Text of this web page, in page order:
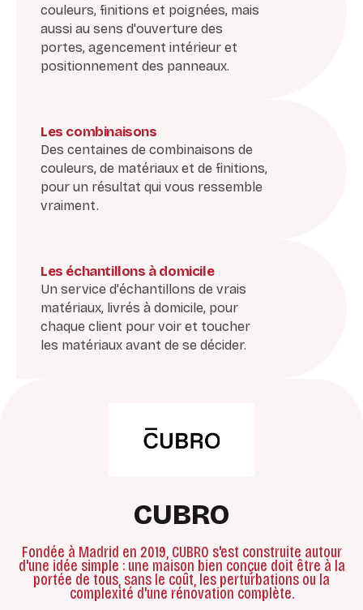
couleurs, finitions et poignées, mais
aussi au sens d'ouverture des
portes, agencement intérieur et
positionnement des panneaux.
Les combinaisons
Des centaines de combinaisons de
couleurs, de matériaux et de finitions,
pour un résultat qui vous ressemble
vraiment.
Les échantillons à domicile
Un service d'échantillons de vrais
matériaux, livrés à domicile, pour
chaque client pour voir et toucher
les matériaux avant de se décider.
CUBRO
Fondée à Madrid en 2019, CUBRO s'est construite autour
d'une idée simple : une maison bien conçue doit être à la
portée de tous, sans le coût, les perturbations ou la
complexité d'une rénovation complète.